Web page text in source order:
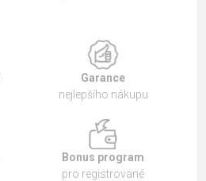
Garance
nejlepšího nákupu
Bonus program
pro registrované